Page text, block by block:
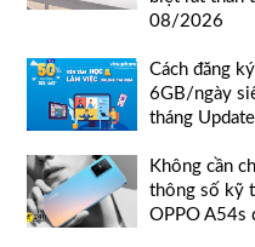
08/2026
Cách đăng
6GB/ngày
tháng
Không cần
thông số kỹ
OPPO A54s